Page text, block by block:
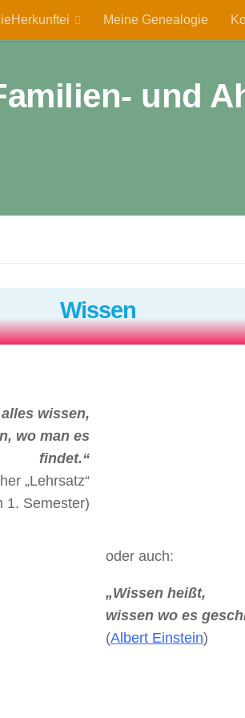
Meine Genealogie
und
Wissen
wissen,
wo man es
findet.“
„Lehrsatz“
1. Semester)
oder auch:
„Wissen heißt,
wissen wo es
(Albert Einstein)